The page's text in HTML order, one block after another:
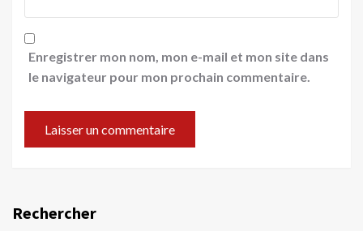
Enregistrer mon nom, mon e-mail et mon site dans
le navigateur pour mon prochain commentaire.
Rechercher